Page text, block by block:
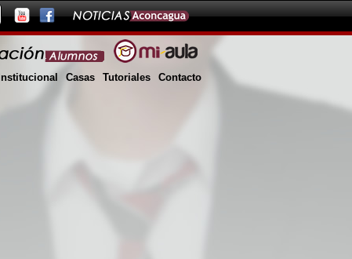
Institucional Casas Tutoriales Contacto